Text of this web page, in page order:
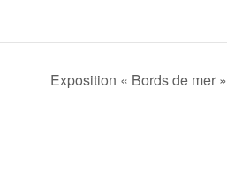
Exposition « Bords de mer »